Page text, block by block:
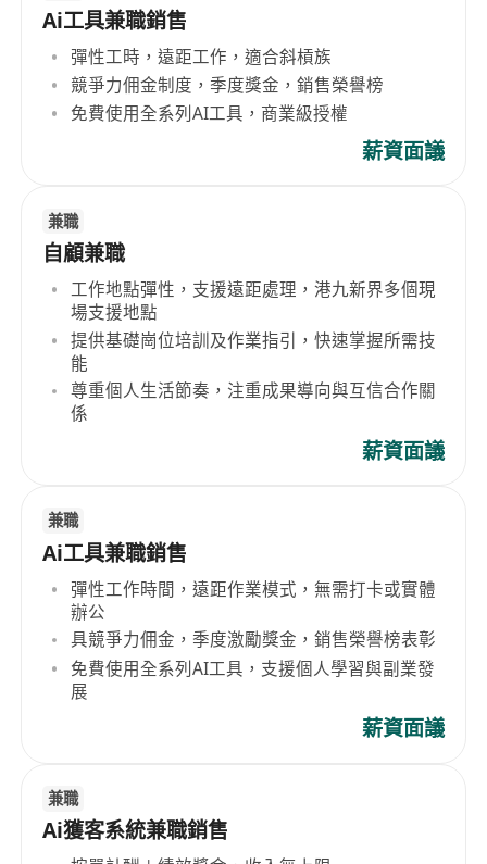
Ai工具兼職銷售
彈性工時，遠距工作，適合斜槓族
競爭力佣金制度，季度獎金，銷售榮譽榜
免費使用全系列AI工具，商業級授權
薪資面議
兼職
自顧兼職
工作地點彈性，支援遠距處理，港九新界多個現
場支援地點
提供基礎崗位培訓及作業指引，快速掌握所需技
能
尊重個人生活節奏，注重成果導向與互信合作關
係
薪資面議
兼職
Ai工具兼職銷售
彈性工作時間，遠距作業模式，無需打卡或實體
辦公
具競爭力佣金，季度激勵獎金，銷售榮譽榜表彰
免費使用全系列AI工具，支援個人學習與副業發
展
薪資面議
兼職
Ai獲客系統兼職銷售